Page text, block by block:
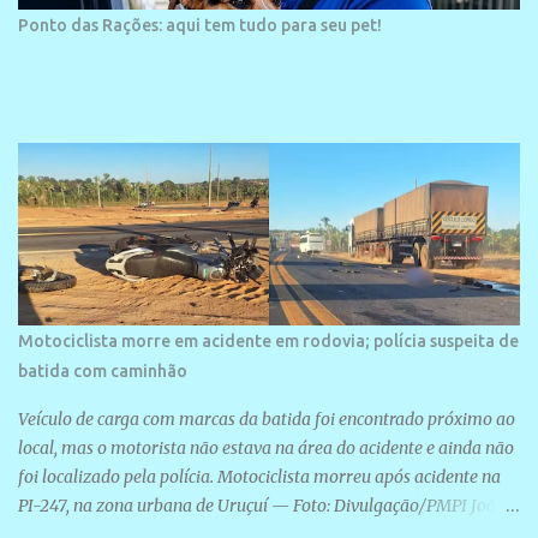
Ponto das Rações: aqui tem tudo para seu pet!
Motociclista morre em acidente em rodovia; polícia suspeita de
batida com caminhão
Veículo de carga com marcas da batida foi encontrado próximo ao
local, mas o motorista não estava na área do acidente e ainda não
foi localizado pela polícia. Motociclista morreu após acidente na
PI-247, na zona urbana de Uruçuí — Foto: Divulgação/PMPI João